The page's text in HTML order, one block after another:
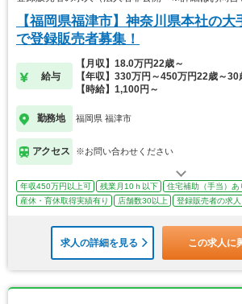
【福岡県福津市】神奈川県本社の
で登録販売者募集！
給与
【月収】18.0万円22歳～
【年収】330万円～450万円22歳～30
【時給】1,100円～
勤務地 福岡県 福津市
アクセス ※お問い合わせください
年収450万円以上可 残業月10ｈ以下
住宅補助（手当）あ
産休・育休取得実績有り
店舗数30以上 登録販売者の求人
求人の詳細を見る この求人に